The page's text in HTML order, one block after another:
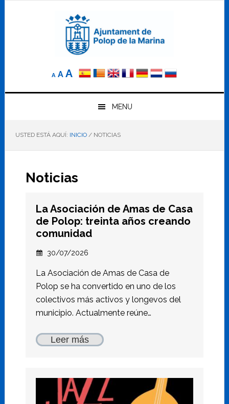
A
Reducir
elA Tamaño
AAumentar
el
tamaño
letra
MENU
USTED ESTÁ AQUÍ: INICIO /NOTICIAS
Noticias
La Asociación de Amas de Casa
de Polop: treinta años creando
comunidad
30/07/2026
La Asociación de Amas de Casa de
Polop se ha convertido en uno de los
colectivos más activos y longevos del
municipio. Actualmente reúne…
Leer más